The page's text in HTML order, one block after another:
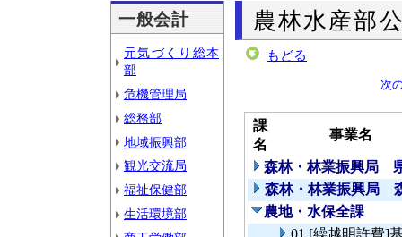
一般会計
元気づくり総本
部
危機管理局
総務部
地域振興部
観光交流局
福祉保健部
生活環境部
農林水産部
もどる
次
課
名
事業名
森林・林業振興局
森林・林業振興局
農地・水保全課